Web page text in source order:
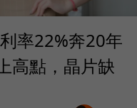
率22%奔20年
高點，晶片缺